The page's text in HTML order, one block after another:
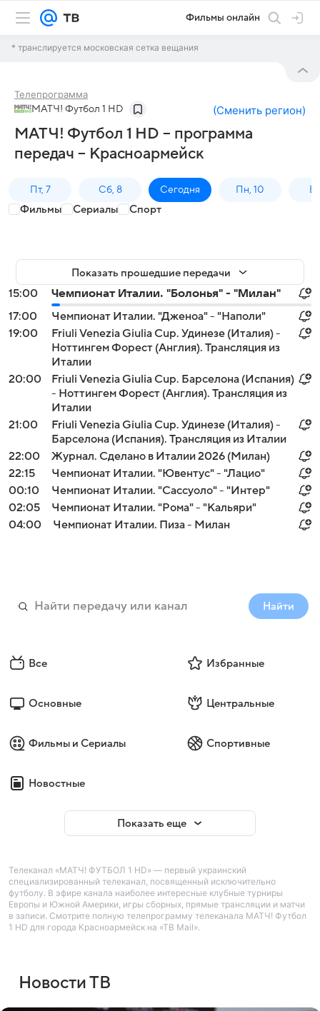
Фильмы онлайн
* транслируется московская сетка вещания
Телепрограмма
МАТЧ! Футбол 1 HD (Сменить регион)
МАТЧ! Футбол 1 HD – программа
передач – Красноармейск
Пт, 7 Сб, 8 Сегодня Пн, 10
Фильмы Сериалы Спорт
Показать прошедшие передачи
15:00
Чемпионат Италии. "Болонья" - "Милан"
17:00
Чемпионат Италии. "Дженоа" - "Наполи"
19:00
Friuli Venezia Giulia Cup. Удинезе (Италия) -
Ноттингем Форест (Англия). Трансляция из
Италии
20:00
Friuli Venezia Giulia Cup. Барселона (Испания)
- Ноттингем Форест (Англия). Трансляция из
Италии
21:00
Friuli Venezia Giulia Cup. Удинезе (Италия) -
Барселона (Испания). Трансляция из Италии
22:00
Журнал. Сделано в Италии 2026 (Милан)
22:15
Чемпионат Италии. "Ювентус" - "Лацио"
00:10
Чемпионат Италии. "Сассуоло" - "Интер"
02:05
Чемпионат Италии. "Рома" - "Кальяри"
04:00
Чемпионат Италии. Пиза - Милан
Найти
Все Избранные
Основные Центральные
Фильмы и Сериалы Спортивные
Новостные
Показать еще
Телеканал «МАТЧ! ФУТБОЛ 1 HD» — первый украинский
специализированный телеканал, посвященный исключительно
футболу. В эфире канала наиболее интересные клубные турниры
Европы и Южной Америки, игры сборных, прямые трансляции и матчи
в записи. Смотрите полную телепрограмму телеканала МАТЧ! Футбол
1 HD для города Красноармейск на «ТВ Mail».
Новости ТВ